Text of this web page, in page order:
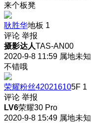
来个板凳
耿胜华地板 1
评论 举报
摄影达人TAS-AN00
2020-9-8 11:59 属地未知
不错哦
荣耀粉丝420216105F 1
评论 举报
LV6荣耀30 Pro
2020-9-8 15:49 属地未知